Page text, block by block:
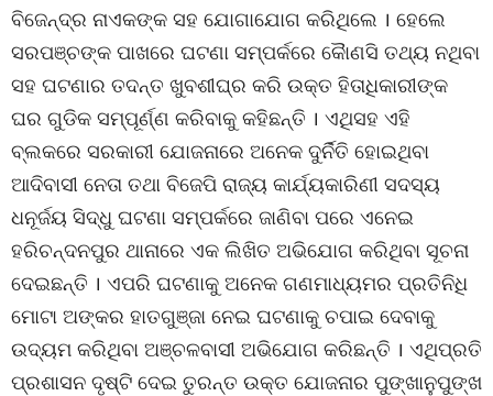
ବିଜେନ୍ଦ୍ର ନାଏକଙ୍କ ସହ ଯୋଗାଯୋଗ କରିଥିଲେ । ହେଲେ
ସରପଞ୍ଚଙ୍କ ପାଖରେ ଘଟଣା ସମ୍ପର୍କରେ କୈାଣସି ତଥ୍ୟ ନଥିବା
ସହ ଘଟଣାର ତଦନ୍ତ ଖୁବଶୀଘ୍ର କରି ଉକ୍ତ ହିତାଧିକାରୀଙ୍କ
ଘର ଗୁଡିକ ସମ୍ପୂର୍ଣ୍ଣ କରିବାକୁ କହିଛନ୍ତି । ଏଥିସହ ଏହି
ବ୍ଲକରେ ସରକାରୀ ଯୋଜନାରେ ଅନେକ ଦୁର୍ନିତି ହୋଇଥିବା
ଆଦିବାସୀ ନେତା ତଥା ବିଜେପି ରାଜ୍ୟ କାର୍ଯ୍ୟକାରିଣୀ ସଦସ୍ୟ
ଧନୂର୍ଜୟ ସିଦ୍ଧୁ ଘଟଣା ସମ୍ପର୍କରେ ଜାଣିବା ପରେ ଏନେଇ
ହରିଚନ୍ଦନପୁର ଥାନାରେ ଏକ ଲିଖିତ ଅଭିଯୋଗ କରିଥିବା ସୂଚନା
ଦେଇଛନ୍ତି । ଏପରି ଘଟଣାକୁ ଅନେକ ଗଣମାଧ୍ୟମର ପ୍ରତିନିଧି
ମୋଟା ଅଙ୍କର ହାତଗୁଞ୍ଜା ନେଇ ଘଟଣାକୁ ଚପାଇ ଦେବାକୁ
ଉଦ୍ୟମ କରିଥିବା ଅଞ୍ଚଳବାସୀ ଅଭିଯୋଗ କରିଛନ୍ତି । ଏଥିପ୍ରତି
ପ୍ରଶାସନ ଦୃଷ୍ଟି ଦେଇ ତୁରନ୍ତ ଉକ୍ତ ଯୋଜନାର ପୁଙ୍ଖାନୁପୁଙ୍ଖ